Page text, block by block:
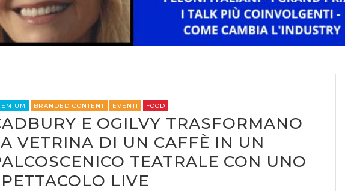
BRANDED CONTENT EVENTI FOOD
E OGILVY TRASFORMANO
VETRINA DI UN CAFFÈ IN UN
TEATRALE CON UNO
LIVE